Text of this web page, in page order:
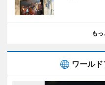
も
ワール